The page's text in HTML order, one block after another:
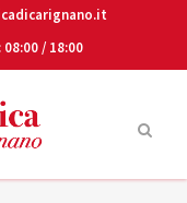
: 08:00 / 18:00